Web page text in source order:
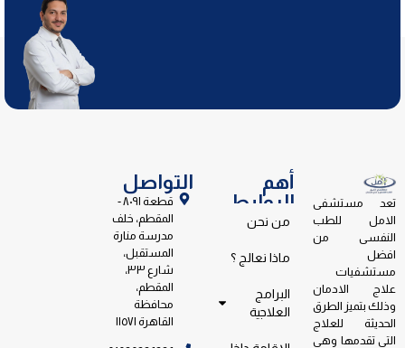
تعد مستشفى
الامل للطب
النفسى من
افضل
مستشفيات
علاج الادمان
وذلك بتميز الطرق
الحديثة للعلاج
التى تقدمها وهى
أهم
الروابط
من نحن
ماذا نعالج ؟
البرامج
العلاجية
التواصل
قطعة ٨٠٩١ -
المقطم، خلف
مدرسة منارة
المستقبل،
شارع ٣٣،
المقطم،
محافظة
القاهرة ١١٥٧١